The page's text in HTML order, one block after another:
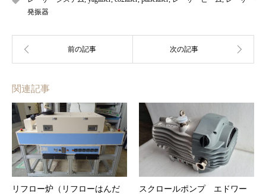
発振器
関連記事
リフロー炉（リフローはんだ
スクロールポンプ エドワー